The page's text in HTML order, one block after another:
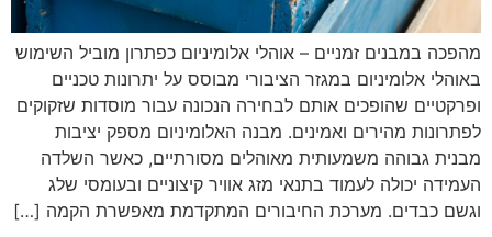
מהפכה במבנים זמניים – אוהלי אלומיניום כפתרון מוביל השימוש
באוהלי אלומיניום במגזר הציבורי מבוסס על יתרונות טכניים
ופרקטיים שהופכים אותם לבחירה הנכונה עבור מוסדות שזקוקים
לפתרונות מהירים ואמינים. מבנה האלומיניום מספק יציבות
מבנית גבוהה משמעותית מאוהלים מסורתיים, כאשר השלדה
העמידה יכולה לעמוד בתנאי מזג אוויר קיצוניים ובעומסי שלג
וגשם כבדים. מערכת החיבורים המתקדמת מאפשרת הקמה […]